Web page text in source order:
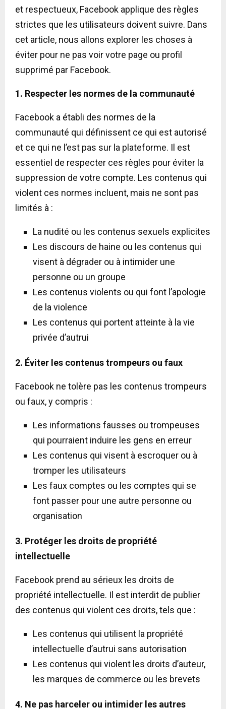
et respectueux, Facebook applique des règles
strictes que les utilisateurs doivent suivre. Dans
cet article, nous allons explorer les choses à
éviter pour ne pas voir votre page ou profil
supprimé par Facebook.
1. Respecter les normes de la communauté
Facebook a établi des normes de la
communauté qui définissent ce qui est autorisé
et ce qui ne l’est pas sur la plateforme. Il est
essentiel de respecter ces règles pour éviter la
suppression de votre compte. Les contenus qui
violent ces normes incluent, mais ne sont pas
limités à :
La nudité ou les contenus sexuels explicites
Les discours de haine ou les contenus qui
visent à dégrader ou à intimider une
personne ou un groupe
Les contenus violents ou qui font l’apologie
de la violence
Les contenus qui portent atteinte à la vie
privée d’autrui
2. Éviter les contenus trompeurs ou faux
Facebook ne tolère pas les contenus trompeurs
ou faux, y compris :
Les informations fausses ou trompeuses
qui pourraient induire les gens en erreur
Les contenus qui visent à escroquer ou à
tromper les utilisateurs
Les faux comptes ou les comptes qui se
font passer pour une autre personne ou
organisation
3. Protéger les droits de propriété
intellectuelle
Facebook prend au sérieux les droits de
propriété intellectuelle. Il est interdit de publier
des contenus qui violent ces droits, tels que :
Les contenus qui utilisent la propriété
intellectuelle d’autrui sans autorisation
Les contenus qui violent les droits d’auteur,
les marques de commerce ou les brevets
4. Ne pas harceler ou intimider les autres